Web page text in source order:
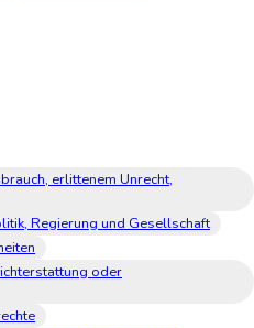
erlittenem Unrecht,
Regierung und Gesellschaft
oder